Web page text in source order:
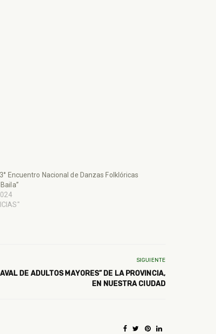
3° Encuentro Nacional de Danzas Folklóricas
SIGUIENTE
DE ADULTOS MAYORES” DE LA PROVINCIA,
EN NUESTRA CIUDAD